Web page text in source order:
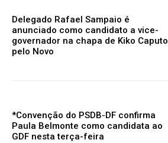
Delegado Rafael Sampaio é
anunciado como candidato a vice-
governador na chapa de Kiko Caputo
pelo Novo
*Convenção do PSDB-DF confirma
Paula Belmonte como candidata ao
GDF nesta terça-feira